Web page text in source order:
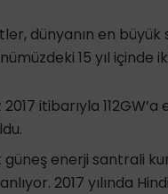
dünyanın en
15 yıl içinde
itibarıyla
güneş enerji santrali
2017 yılında